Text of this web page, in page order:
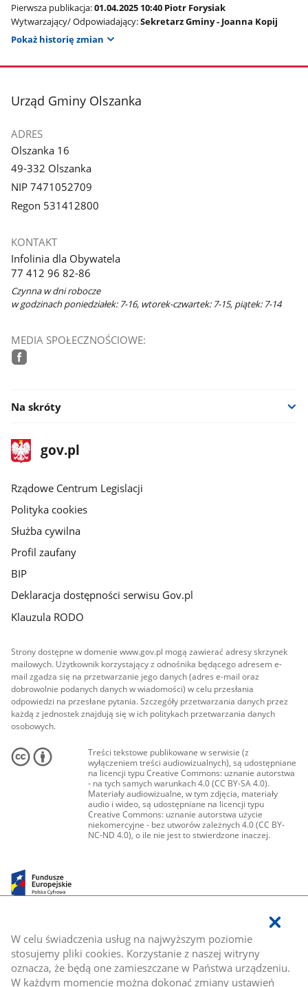
W celu świadczenia usług na najwyższym poziomie
stosujemy pliki cookies. Korzystanie z naszej witryny
oznacza, że będą one zamieszczane w Państwa urządzeniu.
W każdym momencie można dokonać zmiany ustawień
Pierwsza publikacja:01.04.2025 10:40 Piotr Forysiak
Wytwarzający/ Odpowiadający:Sekretarz Gminy - Joanna Kopij
Pokaż historię zmian
stopka
Urząd Gminy Olszanka
ADRES
Olszanka 16
49-332 Olszanka
NIP 7471052709
Regon 531412800
KONTAKT
Infolinia dla Obywatela
77 412 96 82-86
Czynna w dni robocze
w godzinach poniedziałek: 7-16, wtorek-czwartek: 7-15, piątek: 7-14
MEDIA SPOŁECZNOŚCIOWE:
Na skróty
stopka
gov.plStrona
gov.pl
Rządowe Centrum Legislacji
Polityka cookies
Służba cywilna
Profil zaufany
BIP
Deklaracja dostępności serwisu Gov.pl
Klauzula RODO
Strony dostępne w domenie www.gov.pl mogą zawierać adresy skrzynek
mailowych. Użytkownik korzystający z odnośnika będącego adresem e-
mail zgadza się na przetwarzanie jego danych (adres e-mail oraz
dobrowolnie podanych danych w wiadomości) w celu przesłania
odpowiedzi na przesłane pytania. Szczegóły przetwarzania danych przez
każdą z jednostek znajdują się w ich politykach przetwarzania danych
osobowych.
Treści tekstowe publikowane w serwisie (z
wyłączeniem treści audiowizualnych), są udostępniane
na licencji typu Creative Commons: uznanie autorstwa
- na tych samych warunkach 4.0 (CC BY-SA 4.0).
Materiały audiowizualne, w tym zdjęcia, materiały
audio i wideo, są udostępniane na licencji typu
Creative Commons: uznanie autorstwa użycie
niekomercyjne - bez utworów zależnych 4.0 (CC BY-
NC-ND 4.0), o ile nie jest to stwierdzone inaczej.